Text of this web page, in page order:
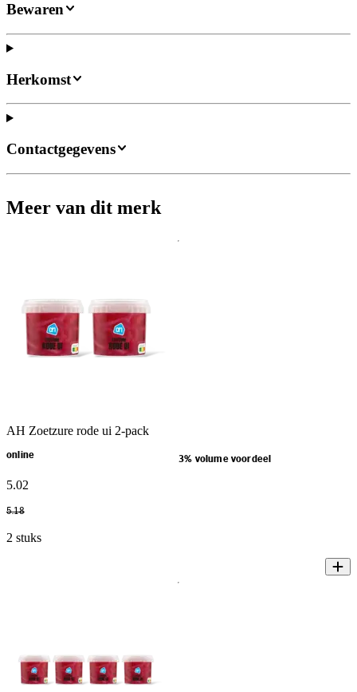
Bewaren
Herkomst
Contactgegevens
Meer van dit merk
AH Zoetzure rode ui 2-pack
online 3% volume voordeel
5.02
5.18
2 stuks